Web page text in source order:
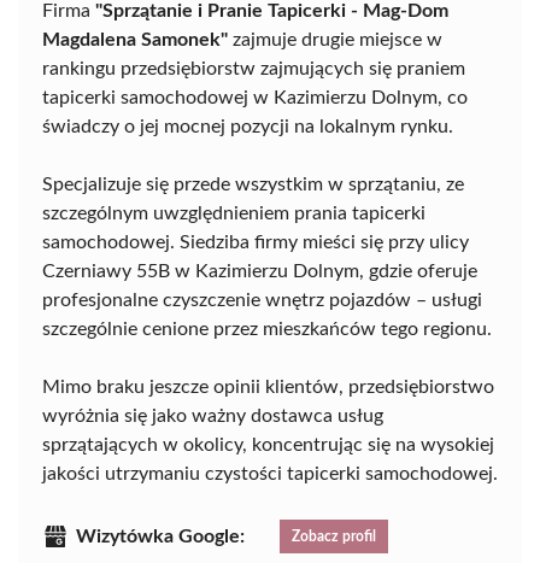
Firma "Sprzątanie i Pranie Tapicerki - Mag-Dom
Magdalena Samonek" zajmuje drugie miejsce w
rankingu przedsiębiorstw zajmujących się praniem
tapicerki samochodowej w Kazimierzu Dolnym, co
świadczy o jej mocnej pozycji na lokalnym rynku.
Specjalizuje się przede wszystkim w sprzątaniu, ze
szczególnym uwzględnieniem prania tapicerki
samochodowej. Siedziba firmy mieści się przy ulicy
Czerniawy 55B w Kazimierzu Dolnym, gdzie oferuje
profesjonalne czyszczenie wnętrz pojazdów – usługi
szczególnie cenione przez mieszkańców tego regionu.
Mimo braku jeszcze opinii klientów, przedsiębiorstwo
wyróżnia się jako ważny dostawca usług
sprzątających w okolicy, koncentrując się na wysokiej
jakości utrzymaniu czystości tapicerki samochodowej.
Wizytówka Google: Zobacz profil